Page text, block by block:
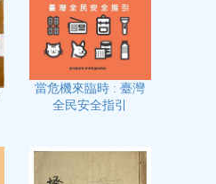
當危機來臨時 : 臺灣
全民安全指引